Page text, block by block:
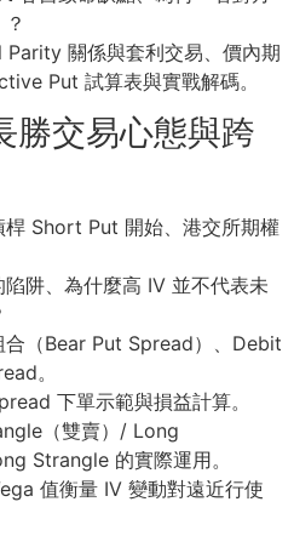
Parity 關係與套利交易、價內期
Put 試算表與實戰解碼。
勝交易心態與跨
桿 Short Put 開始、港交所期權
陷阱、為什麼高 IV 並不代表未
合（Bear Put Spread）、Debit
。
下單示範與損益計算。
（雙賣）/ Long
Strangle 的實際運用。
值衡量 IV 變動對遠近行使